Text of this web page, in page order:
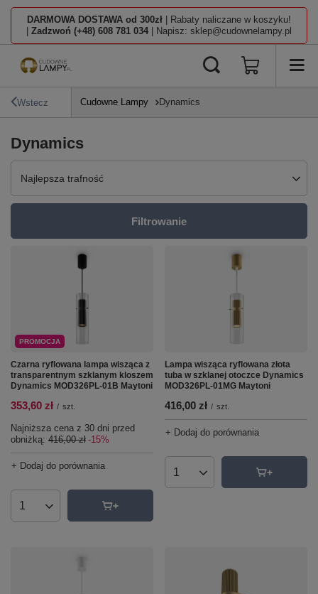
DARMOWA DOSTAWA od 300zł | Rabaty naliczane w koszyku!
Zadzwoń (+48) 608 781 034 | Napisz: sklep@cudownelampy.pl
Wstecz Cudowne Lampy Dynamics
Dynamics
Zmień sortowanie
Najlepsza trafność
Filtrowanie
PROMOCJA
Czarna ryflowana lampa wisząca z
transparentnym szklanym kloszem
Dynamics MOD326PL-01B Maytoni
353,60 zł / szt.
Najniższa cena z 30 dni przed
obniżką: 416,00 zł -15%
+ Dodaj do porównania
Ilość produktów
Lampa wisząca ryflowana złota
tuba w szklanej otoczce Dynamics
MOD326PL-01MG Maytoni
416,00 zł / szt.
+ Dodaj do porównania
Ilość produktów